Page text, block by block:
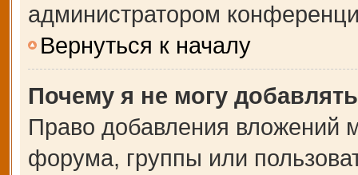
администратором
Вернуться к началу
Почему я не могу
Право добавления вложений
форума, группы или